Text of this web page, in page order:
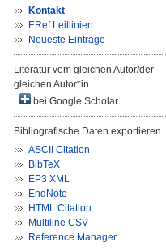
Kontakt
ERef Leitlinien
Neueste Einträge
Literatur vom gleichen Autor/der
gleichen Autor*in
bei Google Scholar
Bibliografische Daten exportieren
ASCII Citation
BibTeX
EP3 XML
EndNote
HTML Citation
Multiline CSV
Reference Manager